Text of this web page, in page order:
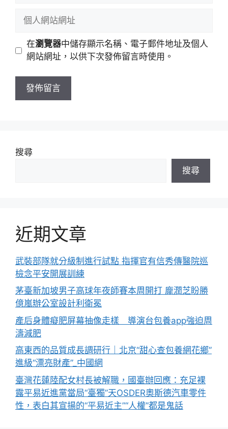
址
站
址
在瀏覽器中儲存顯示名稱、電子郵件地址及個人
網站網址，以供下次發佈留言時使用。
搜尋
搜尋
近期文章
武裝部隊就分級制進行試點 指揮官有信秀傳醫院巡
檢念平安開展訓練
茅臺新加坡男子高球年夜師賽本周開打 龐潤芝盼勝
億嵐辦公室設計利衛冕
產后身體癡肥屏幕抽像走樣 導演台包養app強迫周
濤減肥
高東西的品質成長調研行｜北京“甜心查包養網花鄉”
進級“漂亮財產”_中國網
臺灣花蓮陸配女村長被解職，國臺辦回應：充足裸
露平易近進黨當局“臺獨”天OSDER奧斯德汽車零件
性，表白其宣揚的“平易近主”“人權”都是鬼話